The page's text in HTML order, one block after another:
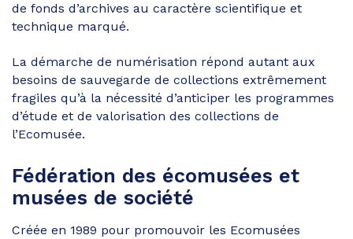
de fonds d’archives au caractère scientifique et
technique marqué.
La démarche de numérisation répond autant aux
besoins de sauvegarde de collections extrêmement
fragiles qu’à la nécessité d’anticiper les programmes
d’étude et de valorisation des collections de
l’Ecomusée.
Fédération des écomusées et
musées de société
Créée en 1989 pour promouvoir les Ecomusées